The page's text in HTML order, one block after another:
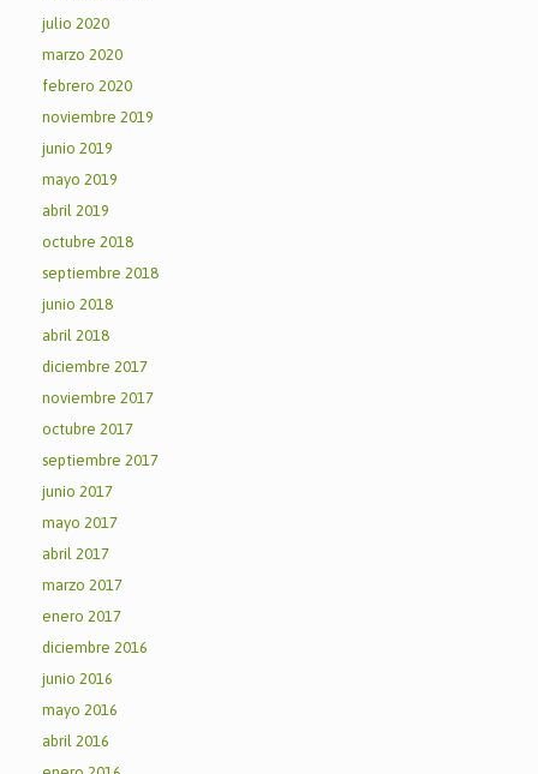
julio 2020
marzo 2020
febrero 2020
noviembre 2019
junio 2019
mayo 2019
abril 2019
octubre 2018
septiembre 2018
junio 2018
abril 2018
diciembre 2017
noviembre 2017
octubre 2017
septiembre 2017
junio 2017
mayo 2017
abril 2017
marzo 2017
enero 2017
diciembre 2016
junio 2016
mayo 2016
abril 2016